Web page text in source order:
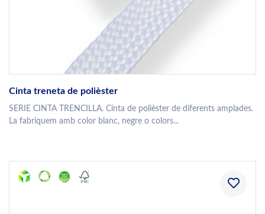
Cinta treneta de polièster
SERIE CINTA TRENCILLA. Cinta de polièster de diferents amplades.
La fabriquem amb color blanc, negre o colors...